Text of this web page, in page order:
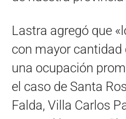
Lastra agregó que
con mayor cantidad
una ocupación
el caso de Santa
Falda, Villa Carlos